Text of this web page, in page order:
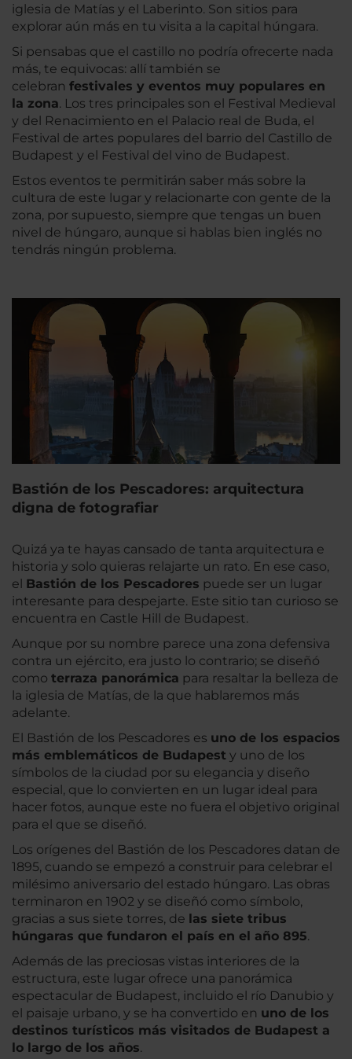
iglesia de Matías y el Laberinto. Son sitios para
explorar aún más en tu visita a la capital húngara.
Si pensabas que el castillo no podría ofrecerte nada
más, te equivocas: allí también se
celebran festivales y eventos muy populares en
la zona. Los tres principales son el Festival Medieval
y del Renacimiento en el Palacio real de Buda, el
Festival de artes populares del barrio del Castillo de
Budapest y el Festival del vino de Budapest.
Estos eventos te permitirán saber más sobre la
cultura de este lugar y relacionarte con gente de la
zona, por supuesto, siempre que tengas un buen
nivel de húngaro, aunque si hablas bien inglés no
tendrás ningún problema.
Bastión de los Pescadores: arquitectura
digna de fotografiar
Quizá ya te hayas cansado de tanta arquitectura e
historia y solo quieras relajarte un rato. En ese caso,
el Bastión de los Pescadores puede ser un lugar
interesante para despejarte. Este sitio tan curioso se
encuentra en Castle Hill de Budapest.
Aunque por su nombre parece una zona defensiva
contra un ejército, era justo lo contrario; se diseñó
como terraza panorámica para resaltar la belleza de
la iglesia de Matías, de la que hablaremos más
adelante.
El Bastión de los Pescadores es uno de los espacios
más emblemáticos de Budapest y uno de los
símbolos de la ciudad por su elegancia y diseño
especial, que lo convierten en un lugar ideal para
hacer fotos, aunque este no fuera el objetivo original
para el que se diseñó.
Los orígenes del Bastión de los Pescadores datan de
1895, cuando se empezó a construir para celebrar el
milésimo aniversario del estado húngaro. Las obras
terminaron en 1902 y se diseñó como símbolo,
gracias a sus siete torres, de las siete tribus
húngaras que fundaron el país en el año 895.
Además de las preciosas vistas interiores de la
estructura, este lugar ofrece una panorámica
espectacular de Budapest, incluido el río Danubio y
el paisaje urbano, y se ha convertido en uno de los
destinos turísticos más visitados de Budapest a
lo largo de los años.